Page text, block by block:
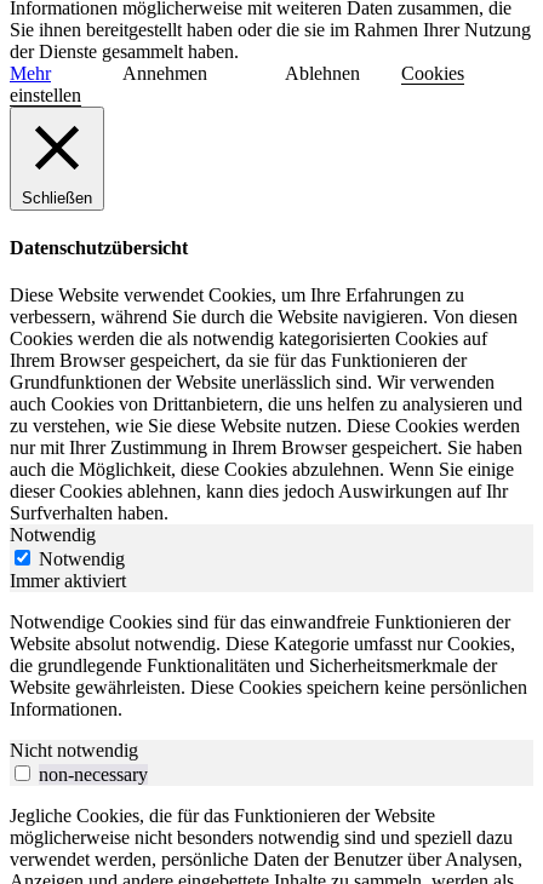
Informationen möglicherweise mit weiteren Daten zusammen, die
Sie ihnen bereitgestellt haben oder die sie im Rahmen Ihrer Nutzung
der Dienste gesammelt haben.
Mehr
Annehmen Ablehnen
Cookies
einstellen
Schließen
Datenschutzübersicht
Diese Website verwendet Cookies, um Ihre Erfahrungen zu
verbessern, während Sie durch die Website navigieren. Von diesen
Cookies werden die als notwendig kategorisierten Cookies auf
Ihrem Browser gespeichert, da sie für das Funktionieren der
Grundfunktionen der Website unerlässlich sind. Wir verwenden
auch Cookies von Drittanbietern, die uns helfen zu analysieren und
zu verstehen, wie Sie diese Website nutzen. Diese Cookies werden
nur mit Ihrer Zustimmung in Ihrem Browser gespeichert. Sie haben
auch die Möglichkeit, diese Cookies abzulehnen. Wenn Sie einige
dieser Cookies ablehnen, kann dies jedoch Auswirkungen auf Ihr
Surfverhalten haben.
Notwendig
Notwendig
Immer aktiviert
Notwendige Cookies sind für das einwandfreie Funktionieren der
Website absolut notwendig. Diese Kategorie umfasst nur Cookies,
die grundlegende Funktionalitäten und Sicherheitsmerkmale der
Website gewährleisten. Diese Cookies speichern keine persönlichen
Informationen.
Nicht notwendig
non-necessary
Jegliche Cookies, die für das Funktionieren der Website
möglicherweise nicht besonders notwendig sind und speziell dazu
verwendet werden, persönliche Daten der Benutzer über Analysen,